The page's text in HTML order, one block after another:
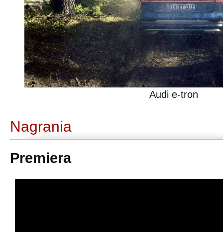
Audi e-tron
Nagrania
Premiera